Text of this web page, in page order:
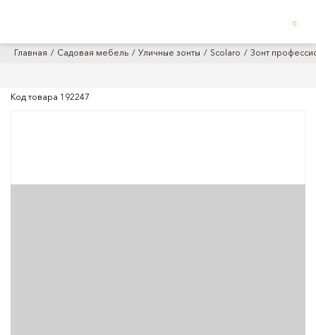
0
Главная Садовая мебель Уличные зонты Scolaro Зонт
Код товара 192247